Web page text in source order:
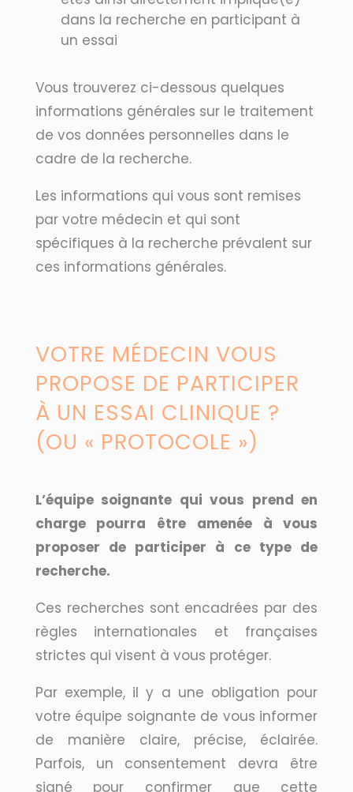
dans la recherche en participant à
un essai
Vous trouverez ci-dessous quelques
informations générales sur le traitement
de vos données personnelles dans le
cadre de la recherche.
Les informations qui vous sont remises
par votre médecin et qui sont
spécifiques à la recherche prévalent sur
ces informations générales.
VOTRE MÉDECIN VOUS
PROPOSE DE PARTICIPER
À UN ESSAI CLINIQUE ?
(OU « PROTOCOLE »)
L’équipe soignante qui vous prend en
charge pourra être amenée à vous
proposer de participer à ce type de
recherche.
Ces recherches sont encadrées par des
règles internationales et françaises
strictes qui visent à vous protéger.
Par exemple, il y a une obligation pour
votre équipe soignante de vous informer
de manière claire, précise, éclairée.
Parfois, un consentement devra être
signé pour confirmer que cette